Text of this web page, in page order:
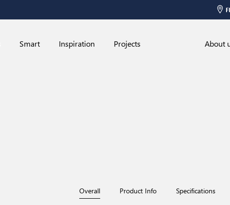
Smart Inspiration Projects About
Overall Product Info Specifications